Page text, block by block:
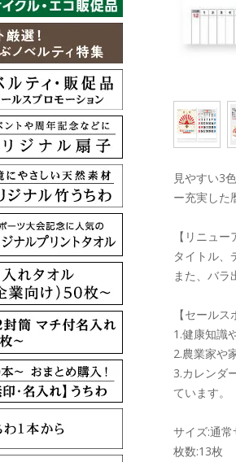
見やすい3
ー充実した
【リニュー
タイトル、
また、バラ
【セールス
1.健康知識
2.農業家や
3.カレンダ
ています。
サイズ:通
枚数:13枚